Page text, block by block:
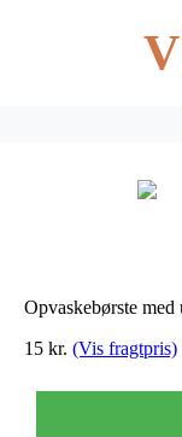
Opvaskebørste
15 kr. (Vis fragtpris)